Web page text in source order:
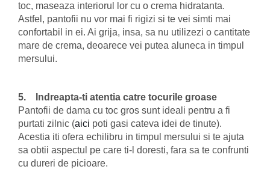
toc, maseaza interiorul lor cu o crema hidratanta.
Astfel, pantofii nu vor mai fi rigizi si te vei simti mai
confortabil in ei. Ai grija, insa, sa nu utilizezi o cantitate
mare de crema, deoarece vei putea aluneca in timpul
mersului.
5. Indreapta-ti atentia catre tocurile groase
Pantofii de dama cu toc gros sunt ideali pentru a fi
purtati zilnic (aici poti gasi cateva idei de tinute).
Acestia iti ofera echilibru in timpul mersului si te ajuta
sa obtii aspectul pe care ti-l doresti, fara sa te confrunti
cu dureri de picioare.